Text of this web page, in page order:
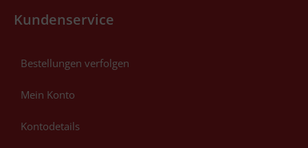
Kundenservice
Bestellungen verfolgen
Mein Konto
Kontodetails